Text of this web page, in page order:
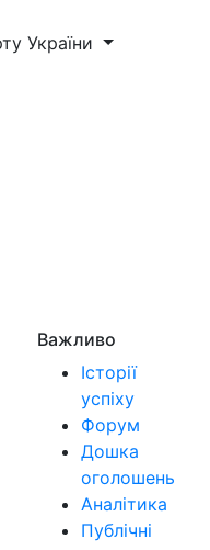
України
Важливо
Історії
успіху
Форум
Дошка
оголошень
Аналітика
Публічні